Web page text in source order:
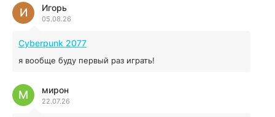
Red Chaos - The Strict Order
04.12.2025
16.95 ГБ
04.12.2025
Игорь
05.08.26
И
Cyberpunk 2077
я вообще буду первый раз играть!
мирон
22.07.26
М